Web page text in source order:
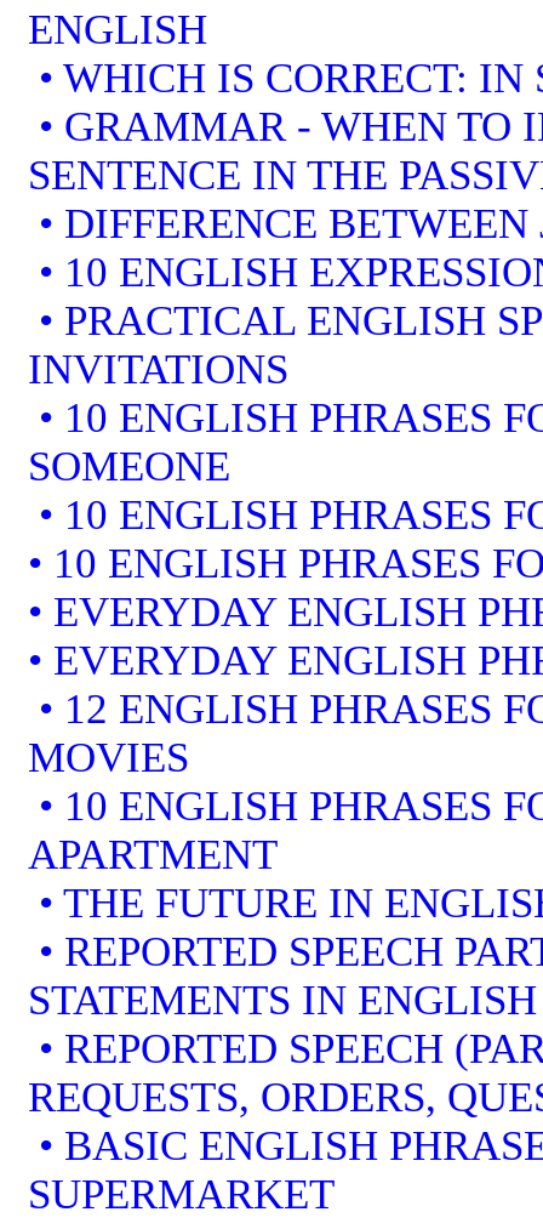
ENGLISH
• WHICH IS CORRECT: IN
• GRAMMAR - WHEN TO
SENTENCE IN THE
• DIFFERENCE
• 10 ENGLISH
• PRACTICAL ENGLISH
INVITATIONS
• 10 ENGLISH PHRASES
SOMEONE
• 10 ENGLISH PHRASES
• 10 ENGLISH PHRASES
• EVERYDAY ENGLISH
• EVERYDAY ENGLISH
• 12 ENGLISH PHRASES
MOVIES
• 10 ENGLISH PHRASES
APARTMENT
• THE FUTURE IN
• REPORTED SPEECH
STATEMENTS IN ENGLISH
• REPORTED SPEECH
REQUESTS, ORDERS,
• BASIC ENGLISH
SUPERMARKET